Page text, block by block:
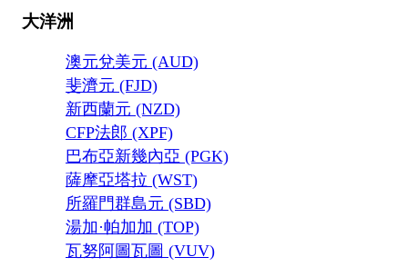
大洋洲
澳元兌美元 (AUD)
斐濟元 (FJD)
新西蘭元 (NZD)
CFP法郎 (XPF)
巴布亞新幾內亞 (PGK)
薩摩亞塔拉 (WST)
所羅門群島元 (SBD)
湯加·帕加加 (TOP)
瓦努阿圖瓦圖 (VUV)